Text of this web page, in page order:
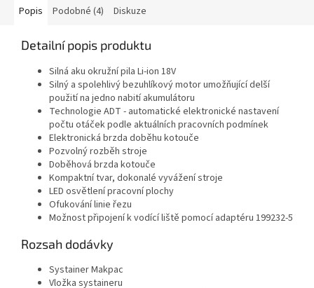
Popis Podobné (4) Diskuze
Detailní popis produktu
Silná aku okružní pila Li-ion 18V
Silný a spolehlivý bezuhlíkový motor umožňující delší
použití na jedno nabití akumulátoru
Technologie ADT - automatické elektronické nastavení
počtu otáček podle aktuálních pracovních podmínek
Elektronická brzda doběhu kotouče
Pozvolný rozběh stroje
Doběhová brzda kotouče
Kompaktní tvar, dokonalé vyvážení stroje
LED osvětlení pracovní plochy
Ofukování linie řezu
Možnost připojení k vodící liště pomocí adaptéru 199232-5
Rozsah dodávky
Systainer Makpac
Vložka systaineru